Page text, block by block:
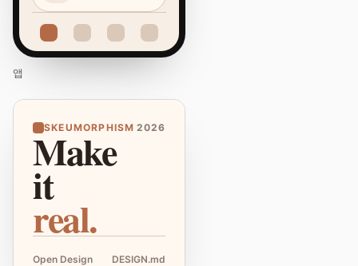
앱
SKEUMORPHISM 2026
Make
it
real.
Open Design DESIGN.md